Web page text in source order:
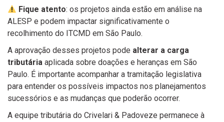
Fique atento: os projetos ainda estão em análise na
ALESP e podem impactar significativamente o
recolhimento do ITCMD em São Paulo.
A aprovação desses projetos pode alterar a carga
tributária aplicada sobre doações e heranças em São
Paulo. É importante acompanhar a tramitação legislativa
para entender os possíveis impactos nos planejamentos
sucessórios e as mudanças que poderão ocorrer.
A equipe tributária do Crivelari & Padoveze permanece à